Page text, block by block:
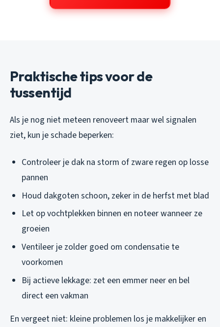
Praktische tips voor de
tussentijd
Als je nog niet meteen renoveert maar wel signalen
ziet, kun je schade beperken:
Controleer je dak na storm of zware regen op losse
pannen
Houd dakgoten schoon, zeker in de herfst met blad
Let op vochtplekken binnen en noteer wanneer ze
groeien
Ventileer je zolder goed om condensatie te
voorkomen
Bij actieve lekkage: zet een emmer neer en bel
direct een vakman
En vergeet niet: kleine problemen los je makkelijker en